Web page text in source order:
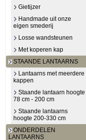
Gietijzer
Handmade uit onze
eigen smederij
Losse wandsteunen
Met koperen kap
STAANDE LANTAARNS
Lantaarns met meerdere
kappen
Staande lantaarn hoogte
78 cm - 200 cm
Staande lantaarns
hoogte 200-330 cm
ONDERDELEN
LANTAARNS